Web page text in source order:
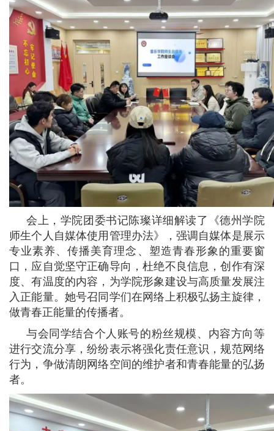
会上，学院团委书记陈璨详细解读了《德州学院
师生个人自媒体使用管理办法》，强调自媒体是展示
专业素养、传播美育理念、塑造青春形象的重要窗
口，应自觉坚守正确导向，杜绝不良信息，创作有深
度、有温度的内容，为学院形象建设与高质量发展注
入正能量。她号召同学们在网络上积极弘扬主旋律，
做青春正能量的传播者。
与会同学结合个人账号的粉丝规模、内容方向等
进行交流分享，纷纷表示将强化责任意识，规范网络
行为，争做清朗网络空间的维护者和青春能量的弘扬
者。